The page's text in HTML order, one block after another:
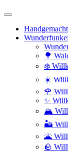
🌳
❄️
☀️
🌹
✨
🏔️
🏜️
🌋
🪨